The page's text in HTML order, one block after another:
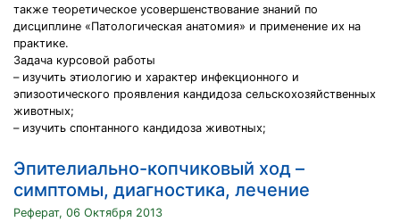
также теоретическое усовершенствование знаний по
дисциплине «Патологическая анатомия» и применение их на
практике.
Задача курсовой работы
– изучить этиологию и характер инфекционного и
эпизоотического проявления кандидоза сельскохозяйственных
животных;
– изучить спонтанного кандидоза животных;
Эпителиально-копчиковый ход –
симптомы, диагностика, лечение
Реферат, 06 Октября 2013